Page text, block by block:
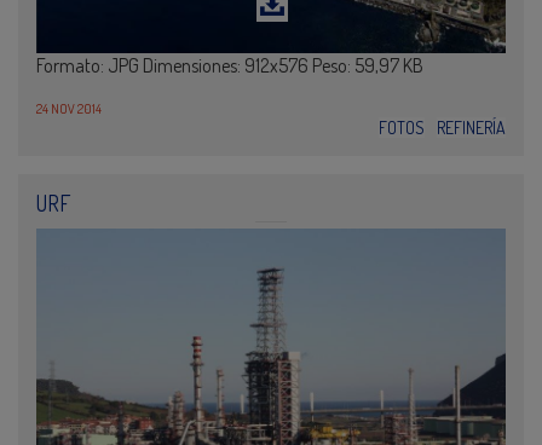
Formato: JPG Dimensiones: 912x576 Peso: 59,97 KB
24 NOV 2014
FOTOS REFINERÍA
URF